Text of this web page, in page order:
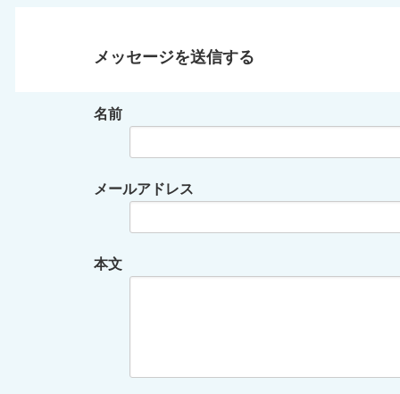
メッセージを送信する
名前
メールアドレス
本文